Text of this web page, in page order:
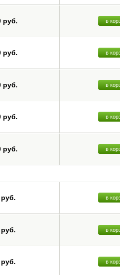
руб. в
руб. в
руб. в
руб. в
руб. в
в
в
в